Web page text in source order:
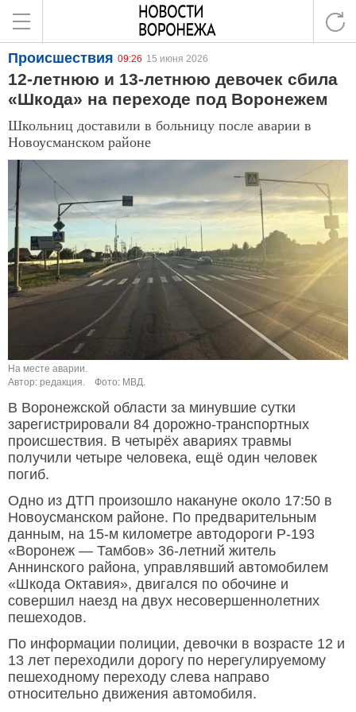
Происшествия 09:26 15 июня 2026
12-летнюю и 13-летнюю девочек сбила
«Шкода» на переходе под Воронежем
Школьниц доставили в больницу после аварии в
Новоусманском районе
На месте аварии.
Автор: редакция.
Фото: МВД.
В Воронежской области за минувшие сутки
зарегистрировали 84 дорожно-транспортных
происшествия. В четырёх авариях травмы
получили четыре человека, ещё один человек
погиб.
Одно из ДТП произошло накануне около 17:50 в
Новоусманском районе. По предварительным
данным, на 15-м километре автодороги Р-193
«Воронеж — Тамбов» 36-летний житель
Аннинского района, управлявший автомобилем
«Шкода Октавия», двигался по обочине и
совершил наезд на двух несовершеннолетних
пешеходов.
По информации полиции, девочки в возрасте 12 и
13 лет переходили дорогу по нерегулируемому
пешеходному переходу слева направо
относительно движения автомобиля.